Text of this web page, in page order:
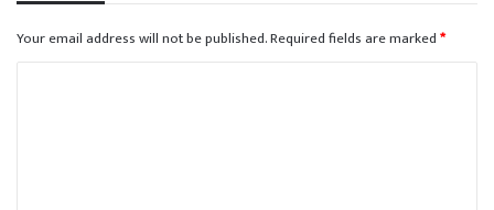
Your email address will not be published.Required fields are marked*